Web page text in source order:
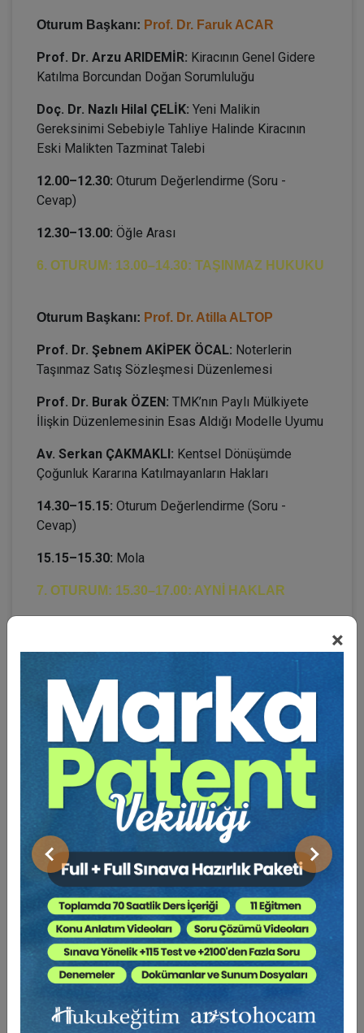
×
Önceki Sonraki
Oturum Başkanı: Prof. Dr. Faruk ACAR
Prof. Dr. Arzu ARIDEMİR: Kiracının Genel Gidere
Katılma Borcundan Doğan Sorumluluğu
Doç. Dr. Nazlı Hilal ÇELİK: Yeni Malikin
Gereksinimi Sebebiyle Tahliye Halinde Kiracının
Eski Malikten Tazminat Talebi
12.00–12.30: Oturum Değerlendirme (Soru -
Cevap)
12.30–13.00: Öğle Arası
6. OTURUM: 13.00–14.30: TAŞINMAZ HUKUKU
Oturum Başkanı: Prof. Dr. Atilla ALTOP
Prof. Dr. Şebnem AKİPEK ÖCAL: Noterlerin
Taşınmaz Satış Sözleşmesi Düzenlemesi
Prof. Dr. Burak ÖZEN: TMK’nın Paylı Mülkiyete
İlişkin Düzenlemesinin Esas Aldığı Modelle Uyumu
Av. Serkan ÇAKMAKLI: Kentsel Dönüşümde
Çoğunluk Kararına Katılmayanların Hakları
14.30–15.15: Oturum Değerlendirme (Soru -
Cevap)
15.15–15.30: Mola
7. OTURUM: 15.30–17.00: AYNİ HAKLAR
Taşınmazın Bütününe
İlişkin İpoteğin Bölünme ve Arazide Kat Mülkiyeti
Kurulmasına İlişkin Sonuçları
Prof. Dr. Bilgehan ÇETİNER: Çoklu İpotek
Can Yalçın ARMUTÇUOĞLU:İpotekle Güvence
Altına Alınan Alacağın Kapsamına İlişkin İpotek
Senedindeki Kayıtların Anayasa Mahkemesi Kararı
Işığında Değerlendirilmesi
17.00–17.45:Oturum Değerlendirme (Soru -
Cevap)
17.45–18.00:Mola
8. OTURUM: 18.00–19.30: KAT MÜLKİYETİ
HUKUKU
Oturum Başkanı:Prof. Dr. E. Saba ÖZMEN